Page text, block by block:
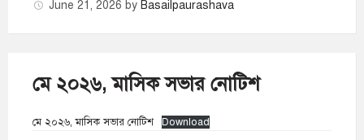
June 21, 2026 by Basailpaurashava
মে ২০২৬, মাসিক সভার নোটিশ
মে ২০২৬, মাসিক সভার নোটিশ Download